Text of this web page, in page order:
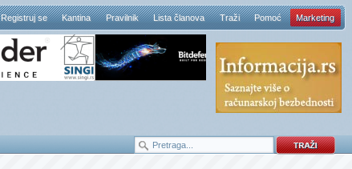
Registruj se Kantina Pravilnik Lista članova Traži Pomoć Marketing